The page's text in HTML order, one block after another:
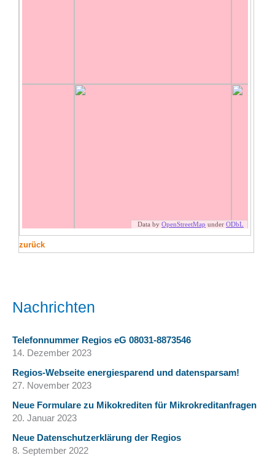
zurück
Nachrichten
Telefonnummer Regios eG 08031-8873546
14. Dezember 2023
Regios-Webseite energiesparend und datensparsam!
27. November 2023
Neue Formulare zu Mikokrediten für Mikrokreditanfragen
20. Januar 2023
Neue Datenschutzerklärung der Regios
8. September 2022